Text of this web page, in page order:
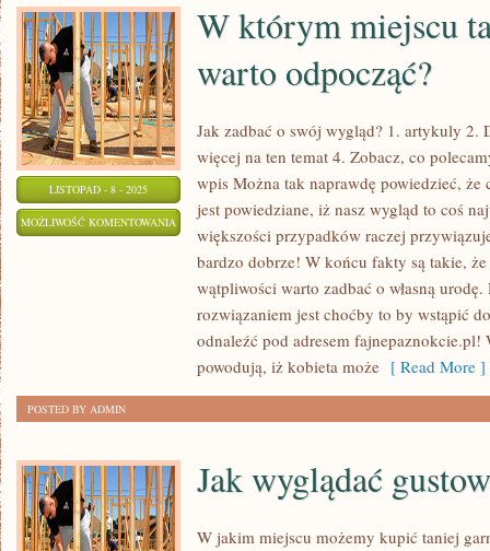
LISTOPAD - 8 - 2025
MOŻLIWOŚĆ KOMENTOWANIA
KTÓRYM
W którym miejscu
warto odpocząć?
Jak zadbać o swój wygląd? 1. artykuly 2.
więcej na ten temat 4. Zobacz, co
wpis Można tak naprawdę powiedzieć,
jest powiedziane, iż nasz wygląd to coś
większości przypadków raczej
bardzo dobrze! W końcu fakty są takie,
wątpliwości warto zadbać o własną
rozwiązaniem jest choćby to by wstąpić
odnaleźć pod adresem
powodują, iż kobieta może [ Read More ]
POSTED BY ADMIN
Jak wyglądać
W jakim miejscu możemy kupić taniej